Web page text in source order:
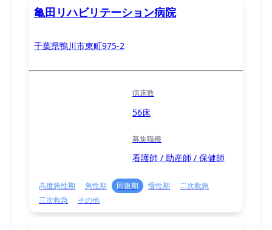
亀田リハビリテーション病院
千葉県鴨川市東町975-2
病床数
56床
募集職種
看護師 / 助産師 / 保健師
高度急性期 急性期 回復期 慢性期
二次救急
三次救急
その他